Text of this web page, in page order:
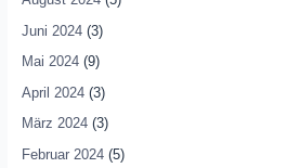
Juni 2024(3)
Mai 2024(9)
April 2024(3)
März 2024(3)
Februar 2024(5)